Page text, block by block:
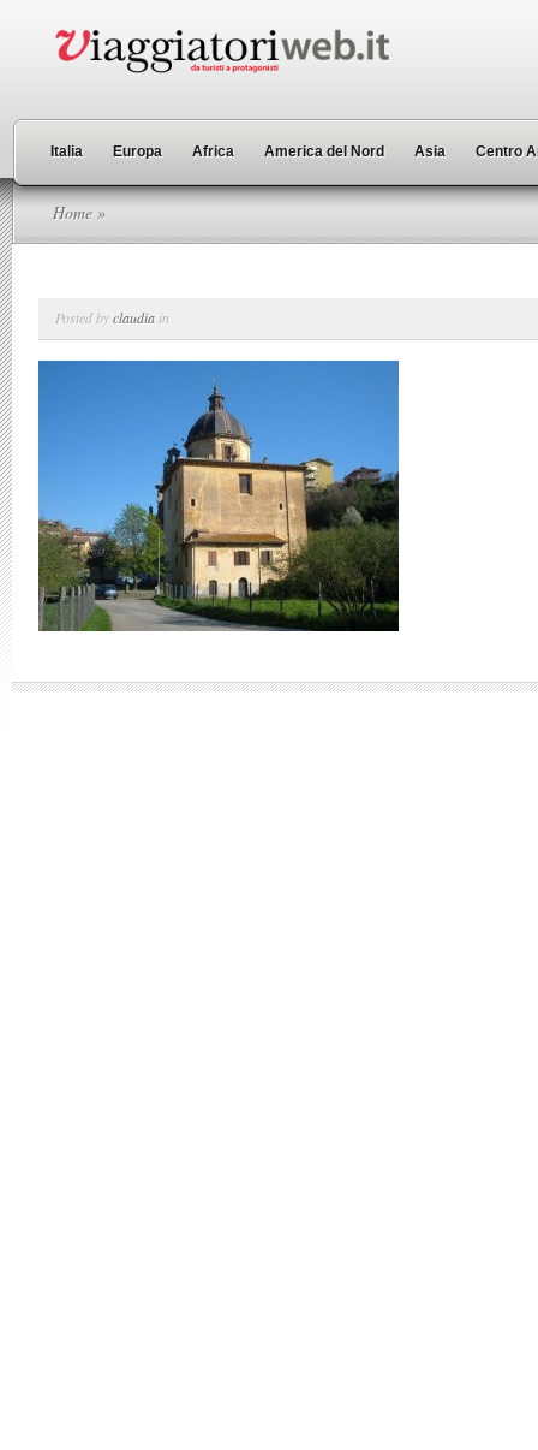
Italia Europa Africa America del Nord Asia Centro
Home »
Posted byclaudia in